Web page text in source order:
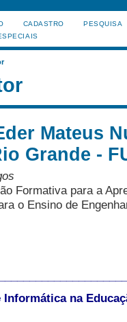
CADASTRO
PESQUISA
Mateus
Grande -
Formativa para a
o Ensino de
na